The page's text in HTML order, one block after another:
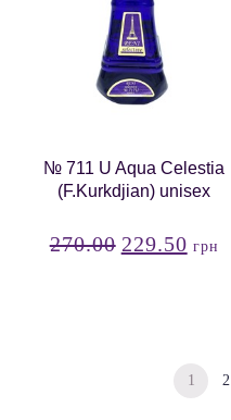
№ 711 U Aqua Celestia
(F.Kurkdjian) unisex
270.00 229.50 грн
1 2